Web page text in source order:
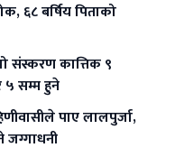
६८ बर्षिय पिताको
संस्करण कात्तिक ९
सम्म हुने
पाए लालपुर्जा,
जग्गाधनी